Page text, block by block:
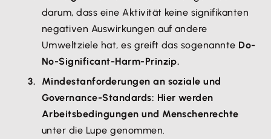
darum, dass eine Aktivität keine signifikanten
negativen Auswirkungen auf andere
Umweltziele hat, es greift das sogenannte Do-
No-Significant-Harm-Prinzip.
Mindestanforderungen an soziale und
Governance-Standards: Hier werden
Arbeitsbedingungen und Menschenrechte
unter die Lupe genommen.